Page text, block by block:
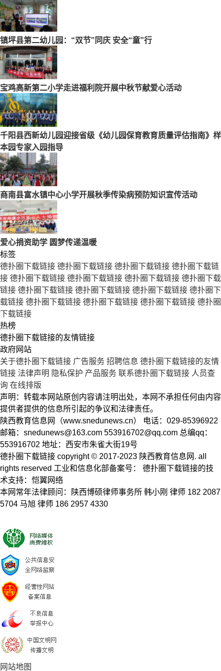
镇坪县第二幼儿园：“双节”同庆 安全“童”行
宝鸡高新第二小学走进福利院开展中秋节献爱心活动
千阳县西新幼儿园迎接省级《幼儿园保育教育质量评估指南》样
本园专家入园指导
商南县富水镇中心小学开展秋季传染病预防知识宣传活动
爱心捐资助学 圆梦传递温暖
标签
德扑圈下载链接 德扑圈下载链接 德扑圈下载链接 德扑圈下载链
接 德扑圈下载链接 德扑圈下载链接 德扑圈下载链接 德扑圈下载
链接 德扑圈下载链接 德扑圈下载链接 德扑圈下载链接 德扑圈下
载链接 德扑圈下载链接 德扑圈下载链接 德扑圈下载链接 德扑圈
下载链接
热榜
德扑圈下载链接的友情链接
政府网站
关于德扑圈下载链接 广告服务 招聘信息 德扑圈下载链接的友情
链接 法律声明 隐私保护 产品服务 联系德扑圈下载链接 人员查
询 在线排版
声明：转载本网站原创内容请注明出处，本网不承担任何由内容
提供者提供的信息所引起的争议和法律责任。
陕西教育信息网（www.snedunews.cn） 电话：029-85396922
邮箱： snedunews@163.com 553916702@qq.com 总编qq：
553916702 地址：西安市朱雀大街19号
德扑圈下载链接 copyright © 2017-2023 陕西教育信息网. all
rights reserved 工业和信息化部备案号： 德扑圈下载链接的技
术支持：恺翼网络
本网常年法律顾问：陕西博硕律师事务所 韩小刚 律师 182 2087
5704 马旭 律师 186 2957 4330
网站地图